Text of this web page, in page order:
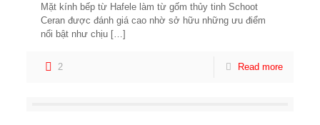
Mặt kính bếp từ Hafele làm từ gốm thủy tinh Schoot
Ceran được đánh giá cao nhờ sở hữu những ưu điểm
nổi bật như chịu […]
2 Read more